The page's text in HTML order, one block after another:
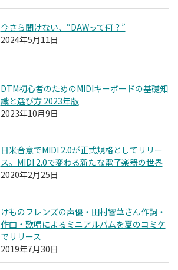
今さら聞けない、“DAWって何？”
2024年5月11日
DTM初心者のためのMIDIキーボードの基礎知
識と選び方 2023年版
2023年10月9日
日米合意でMIDI 2.0が正式規格としてリリー
ス。MIDI 2.0で変わる新たな電子楽器の世界
2020年2月25日
けものフレンズの声優・田村響華さん作詞・
作曲・歌唱によるミニアルバムを夏のコミケ
でリリース
2019年7月30日